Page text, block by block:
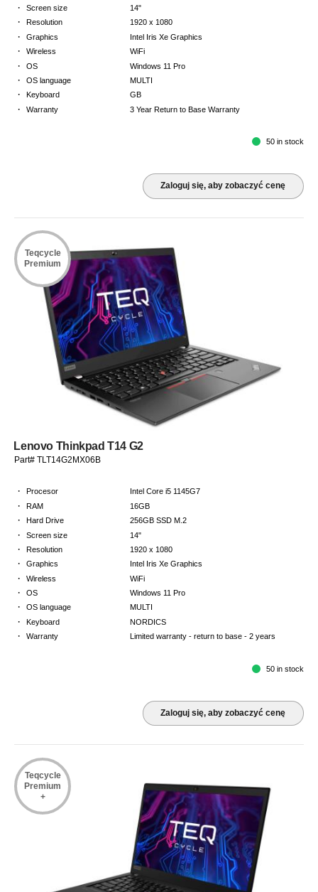
· Screen size 14"
· Resolution 1920 x 1080
· Graphics Intel Iris Xe Graphics
· Wireless WiFi
· OS Windows 11 Pro
· OS language MULTI
· Keyboard GB
· Warranty 3 Year Return to Base Warranty
50 in stock
Zaloguj się, aby zobaczyć cenę
Teqcycle
Premium
Lenovo Thinkpad T14 G2
Part# TLT14G2MX06B
· Procesor Intel Core i5 1145G7
· RAM 16GB
· Hard Drive 256GB SSD M.2
· Screen size 14"
· Resolution 1920 x 1080
· Graphics Intel Iris Xe Graphics
· Wireless WiFi
· OS Windows 11 Pro
· OS language MULTI
· Keyboard NORDICS
· Warranty Limited warranty - return to base - 2 years
50 in stock
Zaloguj się, aby zobaczyć cenę
Teqcycle
Premium
+